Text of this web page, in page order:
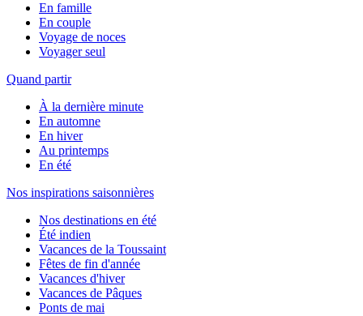
En famille
En couple
Voyage de noces
Voyager seul
Quand partir
À la dernière minute
En automne
En hiver
Au printemps
En été
Nos inspirations saisonnières
Nos destinations en été
Été indien
Vacances de la Toussaint
Fêtes de fin d'année
Vacances d'hiver
Vacances de Pâques
Ponts de mai